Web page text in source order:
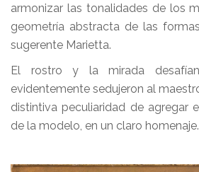
armonizar las tonalidades de los
geometría abstracta de las
sugerente Marietta.
El rostro y la mirada
evidentemente sedujeron al
distintiva peculiaridad de agregar
de la modelo, en un claro homenaje.